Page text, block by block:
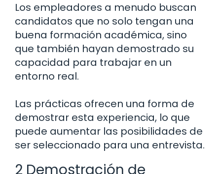
Los empleadores a menudo buscan
candidatos que no solo tengan una
buena formación académica, sino
que también hayan demostrado su
capacidad para trabajar en un
entorno real.
Las prácticas ofrecen una forma de
demostrar esta experiencia, lo que
puede aumentar las posibilidades de
ser seleccionado para una entrevista.
2 Demostración de